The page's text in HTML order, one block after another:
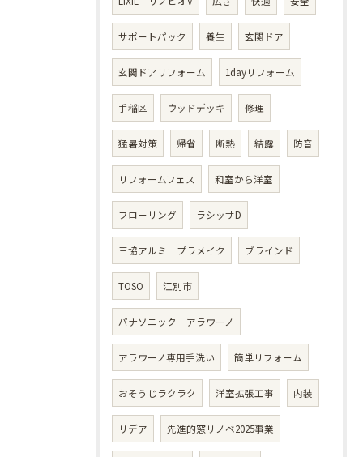
サポートパック 養生 玄関ドア
玄関ドアリフォーム 1dayリフォーム
手稲区 ウッドデッキ 修理
猛暑対策 帰省 断熱 結露 防音
リフォームフェス 和室から洋室
フローリング ラシッサD
三協アルミ プラメイク ブラインド
TOSO 江別市
パナソニック アラウーノ
アラウーノ専用手洗い 簡単リフォーム
おそうじラクラク 洋室拡張工事 内装
リデア 先進的窓リノベ2025事業